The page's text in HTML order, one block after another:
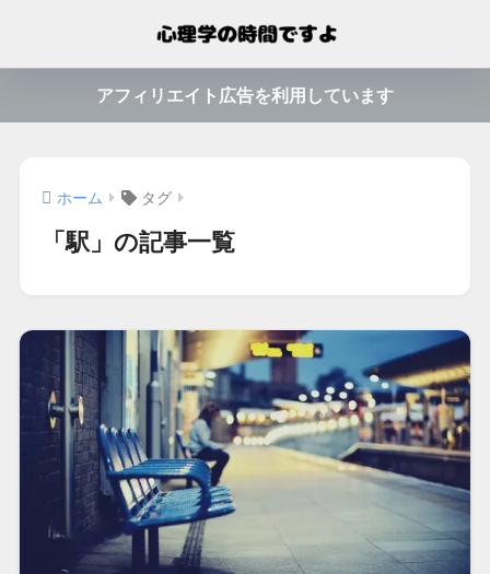
アフィリエイト広告を利用しています
ホーム タグ
「駅」の記事一覧